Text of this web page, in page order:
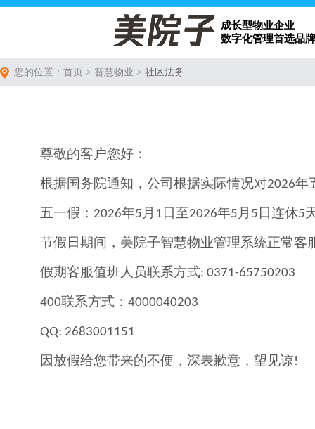
成长型物业企业
数字化管理首选品牌
您的位置：首页 > 智慧物业 > 社区法务
尊敬的客户您好：
根据国务院通知，公司根据实际情况对2026年
五一假： 2026年5 月 1 日至2026年5 月 5 日连休5
节假日期间，美院子智慧物业管理系统正常客
假期客服值班人员联系方式: 0371-65750203
400联系方式：4000040203
QQ: 2683001151
因放假给您带来的不便，深表歉意，望见谅!